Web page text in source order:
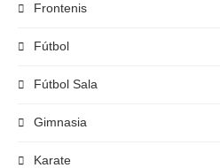
Frontenis
Fútbol
Fútbol Sala
Gimnasia
Karate